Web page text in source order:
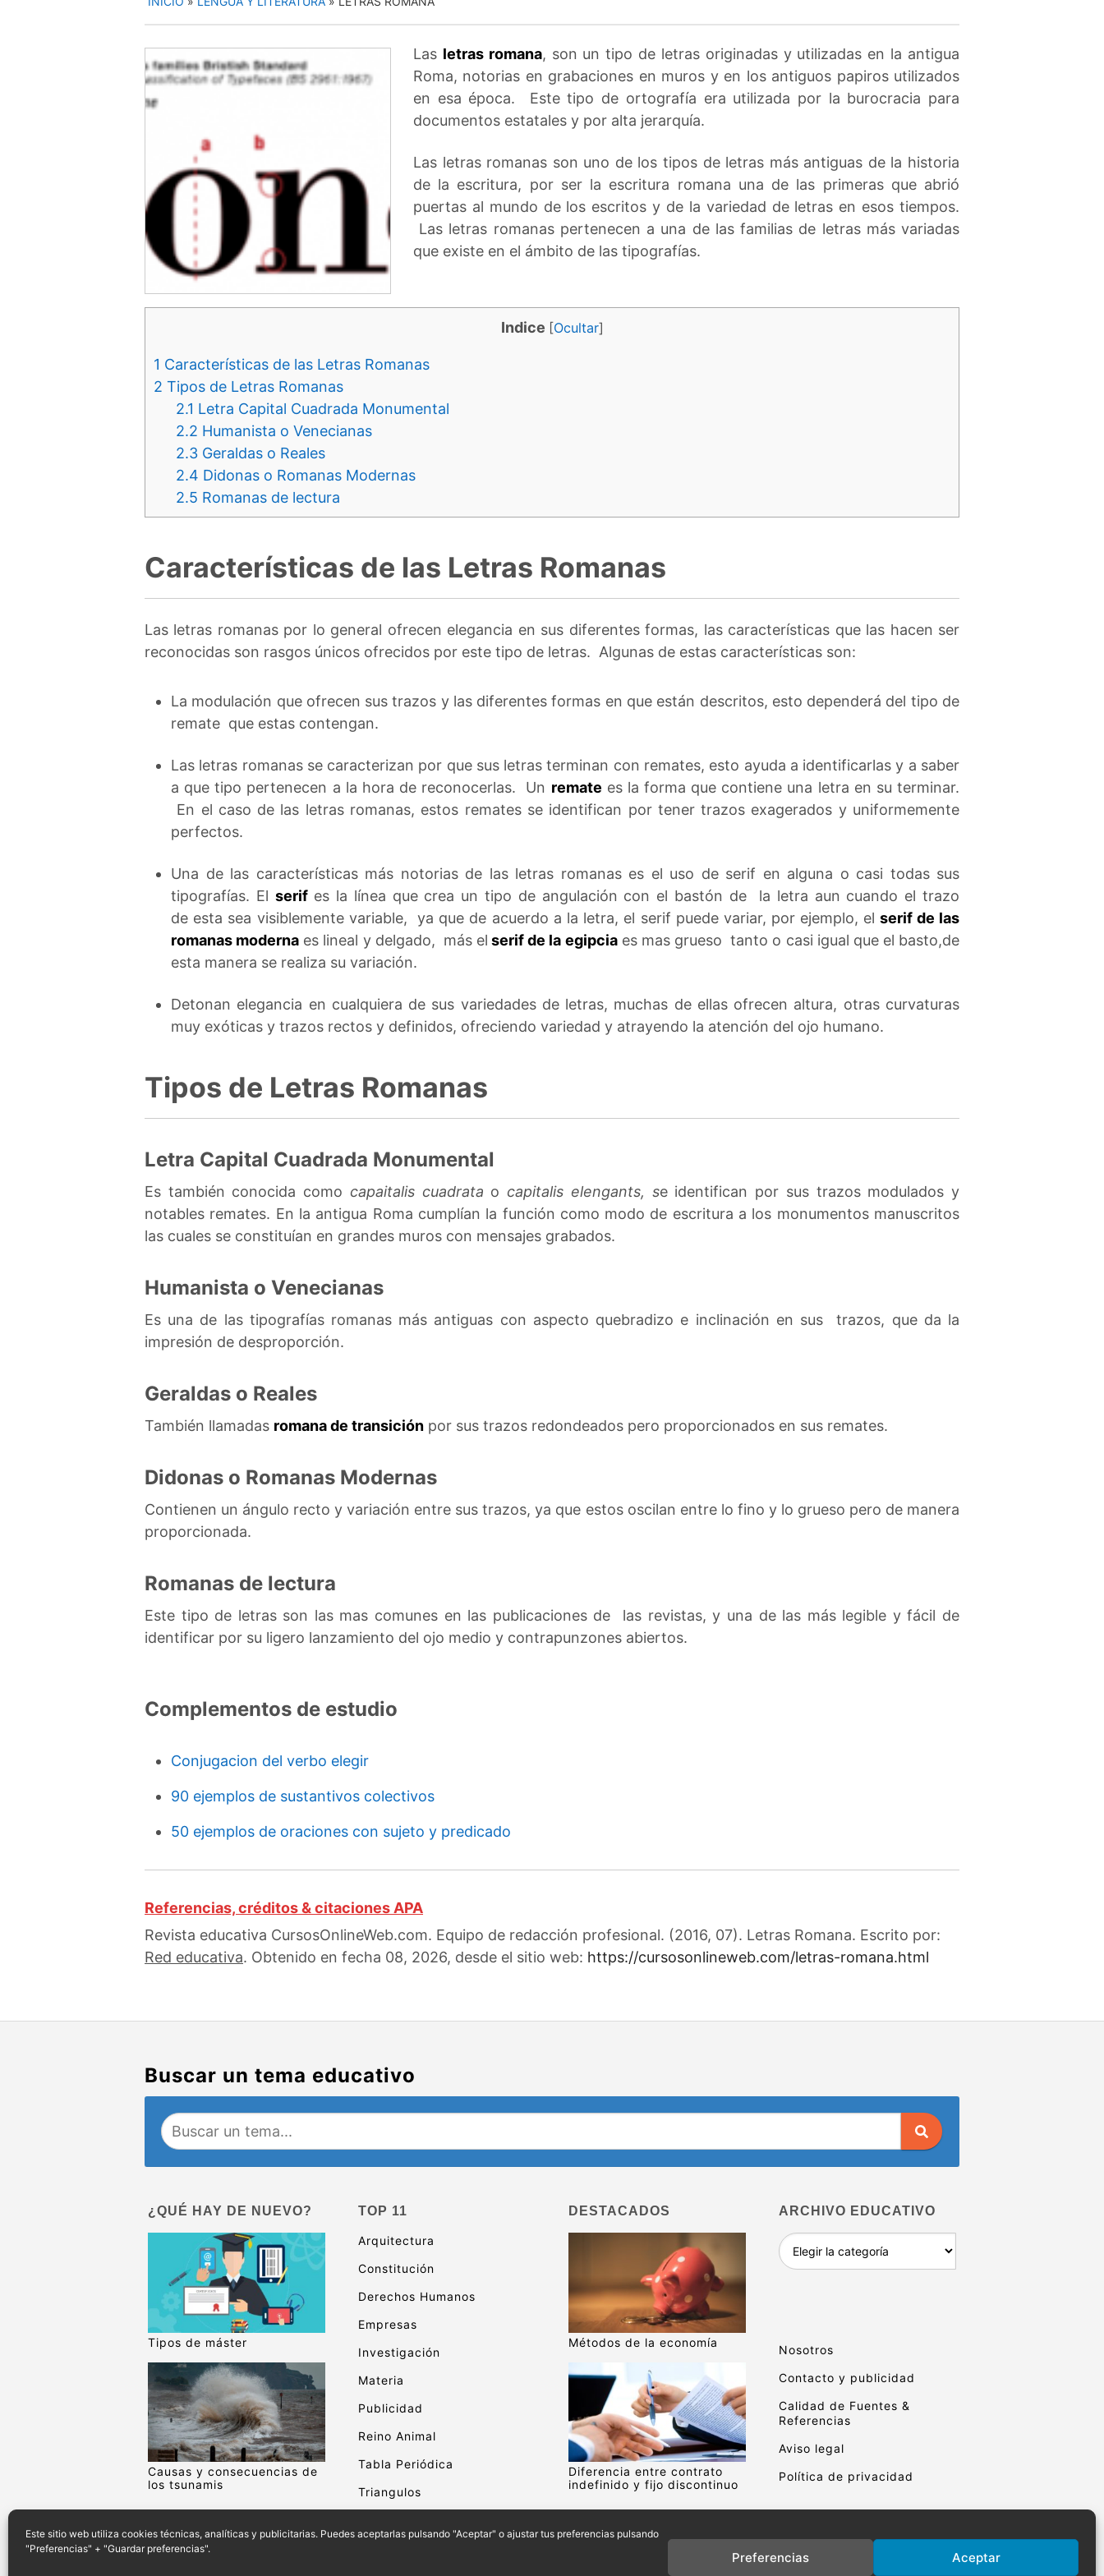
Este sitio web utiliza cookies técnicas, analíticas y publicitarias. Puedes aceptarlas pulsando "Aceptar" o ajustar tus preferencias pulsando
"Preferencias" + "Guardar preferencias".
Aceptar
Preferencias
Las letras romana, son un tipo de letras originadas y utilizadas en la antigua
Roma, notorias en grabaciones en muros y en los antiguos papiros utilizados
en esa época. Este tipo de ortografía era utilizada por la burocracia para
documentos estatales y por alta jerarquía.
Las letras romanas son uno de los tipos de letras más antiguas de la historia
de la escritura, por ser la escritura romana una de las primeras que abrió
puertas al mundo de los escritos y de la variedad de letras en esos tiempos.
Las letras romanas pertenecen a una de las familias de letras más variadas
que existe en el ámbito de las tipografías.
Indice [Ocultar]
1 Características de las Letras Romanas
2 Tipos de Letras Romanas
2.1 Letra Capital Cuadrada Monumental
2.2 Humanista o Venecianas
2.3 Geraldas o Reales
2.4 Didonas o Romanas Modernas
2.5 Romanas de lectura
Características de las Letras Romanas
Las letras romanas por lo general ofrecen elegancia en sus diferentes formas, las características que las hacen ser
reconocidas son rasgos únicos ofrecidos por este tipo de letras. Algunas de estas características son:
La modulación que ofrecen sus trazos y las diferentes formas en que están descritos, esto dependerá del tipo de
remate que estas contengan.
Las letras romanas se caracterizan por que sus letras terminan con remates, esto ayuda a identificarlas y a saber
a que tipo pertenecen a la hora de reconocerlas. Un remate es la forma que contiene una letra en su terminar.
En el caso de las letras romanas, estos remates se identifican por tener trazos exagerados y uniformemente
perfectos.
Una de las características más notorias de las letras romanas es el uso de serif en alguna o casi todas sus
tipografías. El serifes la línea que crea un tipo de angulación con el bastón de la letra aun cuando el trazo
de esta sea visiblemente variable, ya que de acuerdo a la letra, el serif puede variar, por ejemplo, el serif de las
romanas moderna es lineal y delgado, más el serif de la egipciaes mas grueso tanto o casi igual que el basto,de
esta manera se realiza su variación.
Detonan elegancia en cualquiera de sus variedades de letras, muchas de ellas ofrecen altura, otras curvaturas
muy exóticas y trazos rectos y definidos, ofreciendo variedad y atrayendo la atención del ojo humano.
Tipos de Letras Romanas
Letra Capital Cuadrada Monumental
Es también conocida como capaitalis cuadrata o capitalis elengants, se identifican por sus trazos modulados y
notables remates. En la antigua Roma cumplían la función como modo de escritura a los monumentos manuscritos
las cuales se constituían en grandes muros con mensajes grabados.
Humanista o Venecianas
Es una de las tipografías romanas más antiguas con aspecto quebradizo e inclinación en sus trazos, que da la
impresión de desproporción.
Geraldas o Reales
También llamadas romana de transición por sus trazos redondeados pero proporcionados en sus remates.
Didonas o Romanas Modernas
Contienen un ángulo recto y variación entre sus trazos, ya que estos oscilan entre lo fino y lo grueso pero de manera
proporcionada.
Romanas de lectura
Este tipo de letras son las mas comunes en las publicaciones de las revistas, y una de las más legible y fácil de
identificar por su ligero lanzamiento del ojo medio y contrapunzones abiertos.
Complementos de estudio
Conjugacion del verbo elegir
90 ejemplos de sustantivos colectivos
50 ejemplos de oraciones con sujeto y predicado
Referencias, créditos & citaciones APA
Revista educativa CursosOnlineWeb.com. Equipo de redacción profesional. (2016, 07). Letras Romana. Escrito por:
Red educativa. Obtenido en fecha 08, 2026, desde el sitio web: https://cursosonlineweb.com/letras-romana.html
Buscar un tema educativo
¿QUÉ HAY DE NUEVO?
Tipos de máster
Causas y consecuencias de
los tsunamis
TOP 11
Arquitectura
Constitución
Derechos Humanos
Empresas
Investigación
Materia
Publicidad
Reino Animal
Tabla Periódica
Triangulos
DESTACADOS
Métodos de la economía
Diferencia entre contrato
indefinido y fijo discontinuo
ARCHIVO EDUCATIVO
Archivo
educativo
Nosotros
Contacto y publicidad
Calidad de Fuentes &
Referencias
Aviso legal
Política de privacidad